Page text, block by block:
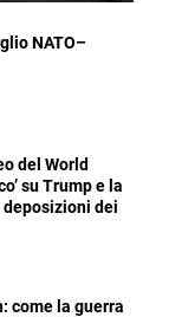
NATO–
del World
su Trump e la
dei
come la guerra